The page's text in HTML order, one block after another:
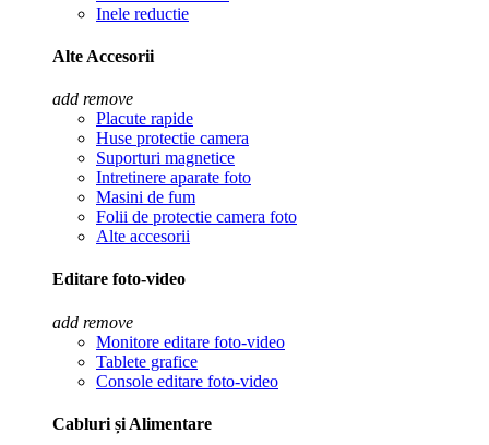
Inele reductie
Alte Accesorii
add remove
Placute rapide
Huse protectie camera
Suporturi magnetice
Intretinere aparate foto
Masini de fum
Folii de protectie camera foto
Alte accesorii
Editare foto-video
add remove
Monitore editare foto-video
Tablete grafice
Console editare foto-video
Cabluri și Alimentare